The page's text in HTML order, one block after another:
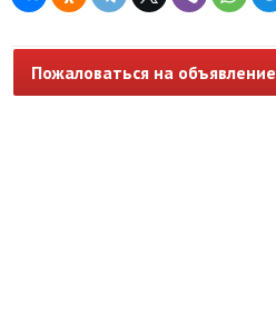
Пожаловаться на объявление